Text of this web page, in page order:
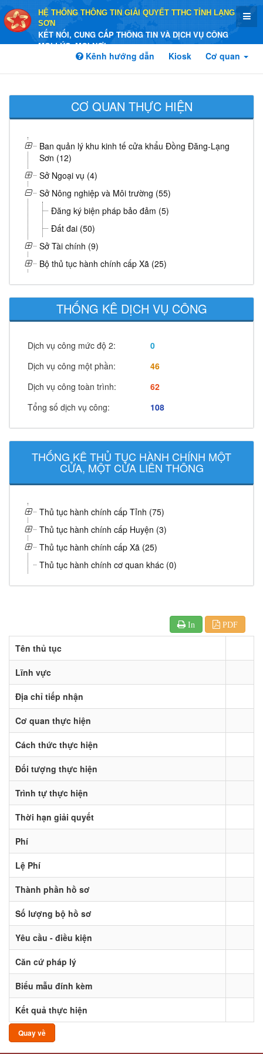
HỆ THỐNG THÔNG TIN GIẢI QUYẾT TTHC TỈNH LẠNG
SƠN
KẾT NỐI, CUNG CẤP THÔNG TIN VÀ DỊCH VỤ CÔNG
MỌI LÚC, MỌI NƠI
Kênh hướng dẫn Kiosk Cơ quan
CƠ QUAN THỰC HIỆN
Ban quản lý khu kinh tế cửa khẩu Đồng Đăng-Lạng
Sơn (12)
Sở Ngoại vụ (4)
Sở Nông nghiệp và Môi trường (55)
Đăng ký biện pháp bảo đảm (5)
Đất đai (50)
Sở Tài chính (9)
Bộ thủ tục hành chính cấp Xã (25)
THỐNG KÊ DỊCH VỤ CÔNG
Dịch vụ công mức độ 2:
0
Dịch vụ công một phần:
46
Dịch vụ công toàn trình:
62
Tổng số dịch vụ công:
108
THỐNG KÊ THỦ TỤC HÀNH CHÍNH MỘT
CỬA, MỘT CỬA LIÊN THÔNG
Thủ tục hành chính cấp Tỉnh (75)
Thủ tục hành chính cấp Huyện (3)
Thủ tục hành chính cấp Xã (25)
Thủ tục hành chính cơ quan khác (0)
In PDF
Tên thủ tục
Lĩnh vực
Địa chỉ tiếp nhận
Cơ quan thực hiện
Cách thức thực hiện
Đối tượng thực hiện
Trình tự thực hiện
Thời hạn giải quyết
Phí
Lệ Phí
Thành phần hồ sơ
Số lượng bộ hồ sơ
Yêu cầu - điều kiện
Căn cứ pháp lý
Biểu mẫu đính kèm
Kết quả thực hiện
Quay về